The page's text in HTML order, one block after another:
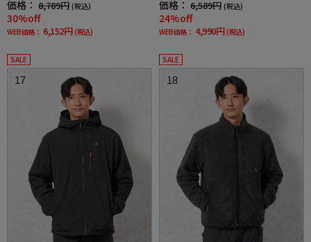
価格： 8,789円 (税込)
30%off
WEB価格： 6,152円 (税込)
価格： 6,589円 (税込)
24%off
WEB価格： 4,990円 (税込)
SALE
17
SALE
18